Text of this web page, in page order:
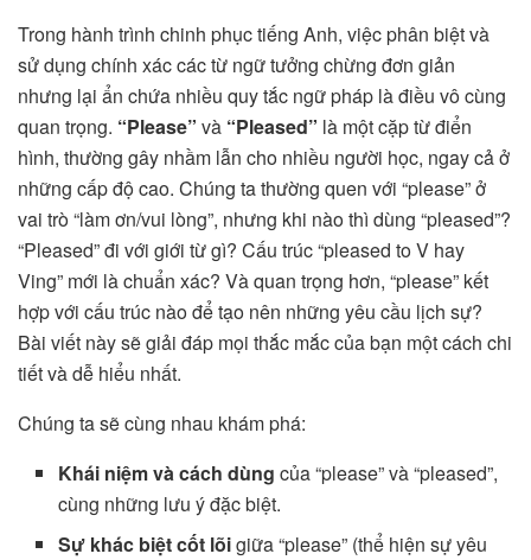
Trong hành trình chinh phục tiếng Anh, việc phân biệt và
sử dụng chính xác các từ ngữ tưởng chừng đơn giản
nhưng lại ẩn chứa nhiều quy tắc ngữ pháp là điều vô cùng
quan trọng. “Please” và “Pleased” là một cặp từ điển
hình, thường gây nhầm lẫn cho nhiều người học, ngay cả ở
những cấp độ cao. Chúng ta thường quen với “please” ở
vai trò “làm ơn/vui lòng”, nhưng khi nào thì dùng “pleased”?
“Pleased” đi với giới từ gì? Cấu trúc “pleased to V hay
Ving” mới là chuẩn xác? Và quan trọng hơn, “please” kết
hợp với cấu trúc nào để tạo nên những yêu cầu lịch sự?
Bài viết này sẽ giải đáp mọi thắc mắc của bạn một cách chi
tiết và dễ hiểu nhất.
Chúng ta sẽ cùng nhau khám phá:
Khái niệm và cách dùng của “please” và “pleased”,
cùng những lưu ý đặc biệt.
Sự khác biệt cốt lõigiữa “please” (thể hiện sự yêu